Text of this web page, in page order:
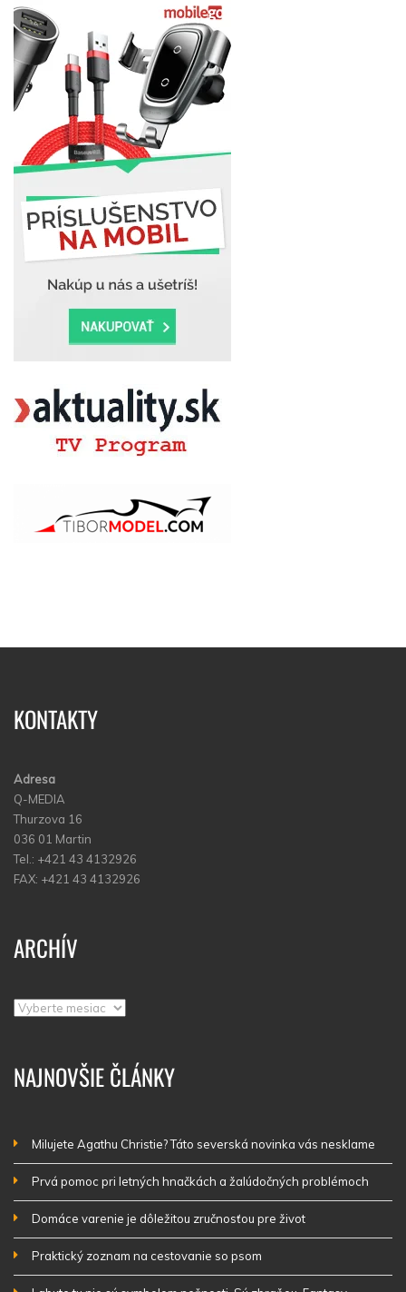
KONTAKTY
Adresa
Q-MEDIA
Thurzova 16
036 01 Martin
Tel.: +421 43 4132926
FAX: +421 43 4132926
ARCHÍV
Archív
NAJNOVŠIE ČLÁNKY
Milujete Agathu Christie? Táto severská novinka vás nesklame
Prvá pomoc pri letných hnačkách a žalúdočných problémoch
Domáce varenie je dôležitou zručnosťou pre život
Praktický zoznam na cestovanie so psom